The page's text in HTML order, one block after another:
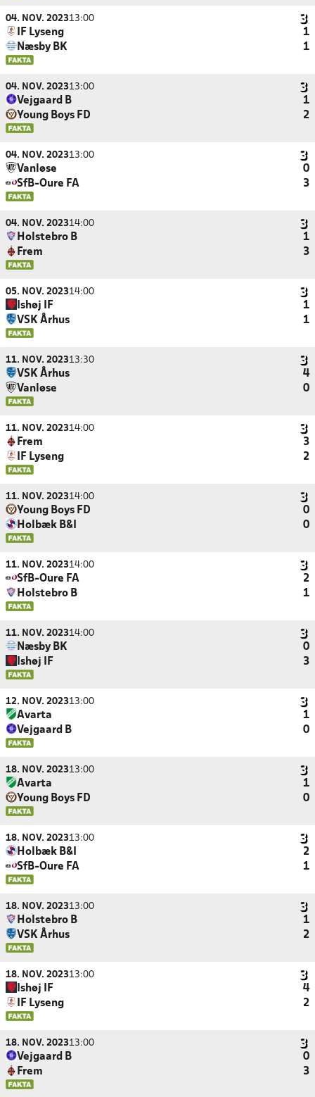
04. NOV. 202313:00
IF Lyseng
1
Næsby BK
1
04. NOV. 202313:00
Vejgaard B
1
Young Boys FD
2
04. NOV. 202313:00
Vanløse
0
SfB-Oure FA
3
04. NOV. 202314:00
Holstebro B
1
Frem
3
05. NOV. 202314:00
Ishøj IF
1
VSK Århus
1
11. NOV. 202313:30
VSK Århus
4
Vanløse
0
11. NOV. 202314:00
Frem
3
IF Lyseng
2
11. NOV. 202314:00
Young Boys FD
0
Holbæk B&I
0
11. NOV. 202314:00
SfB-Oure FA
2
Holstebro B
1
11. NOV. 202314:00
Næsby BK
0
Ishøj IF
3
12. NOV. 202313:00
Avarta
1
Vejgaard B
0
18. NOV. 202313:00
Avarta
1
Young Boys FD
0
18. NOV. 202313:00
Holbæk B&I
2
SfB-Oure FA
1
18. NOV. 202313:00
Holstebro B
1
VSK Århus
2
18. NOV. 202313:00
Ishøj IF
4
IF Lyseng
2
18. NOV. 202313:00
Vejgaard B
0
Frem
3